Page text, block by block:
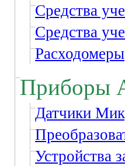
Средства
Средства
Расходомеры
Приборы
Датчики
Устройства